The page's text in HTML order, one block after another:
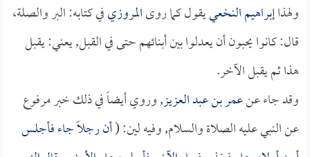
ولهذاإبراهيم النخعييقول كما روىالمروزيفي كتابه: البر والصلة،
قال: كانوا يحبون أن يعدلوا بين أبنائهم حتى في القبل, يعني: يقبل
هذا ثم يقبل الآخر.
وقد جاء عنعمر بن عبد العزيز, وروي أيضاً في ذلك خبر مرفوع
عن النبي عليه الصلاة والسلام, وفيه لين: (أن رجلاً جاء فأجلس